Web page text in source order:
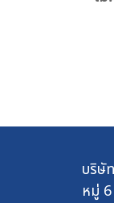
บริษั
หมู่